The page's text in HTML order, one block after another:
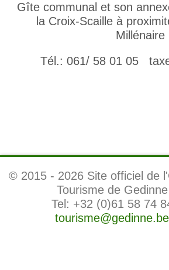
Gîte communal et son
la Croix-Scaille à
Millénaire
Tél.: 061/ 58 01 05
© 2015 - 2026 Site officiel de
Tourisme de Gedinne
Tel: +32 (0)61 58 74
tourisme@gedinne.be